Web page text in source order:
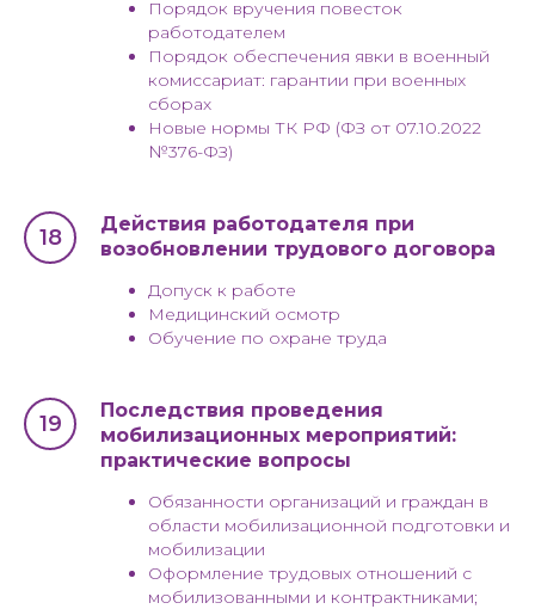
Порядок вручения повесток
работодателем
Порядок обеспечения явки в военный
комиссариат: гарантии при военных
сборах
Новые нормы ТК РФ (ФЗ от 07.10.2022
№376-ФЗ)
Действия работодателя при
возобновлении трудового договора
Допуск к работе
Медицинский осмотр
Обучение по охране труда
Последствия проведения
мобилизационных мероприятий:
практические вопросы
Обязанности организаций и граждан в
области мобилизационной подготовки и
мобилизации
Оформление трудовых отношений с
мобилизованными и контрактниками;